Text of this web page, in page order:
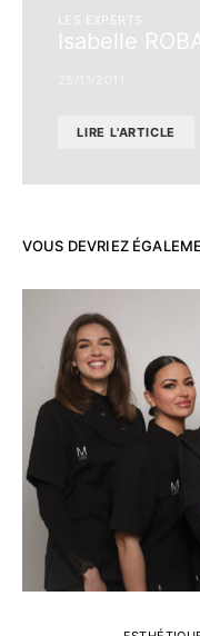
LES EXPERTS
Isabelle
LIRE L'ARTICLE
VOUS DEVRIEZ